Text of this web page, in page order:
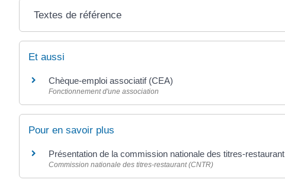
Textes de référence
Et aussi
Chèque-emploi associatif (CEA)
Fonctionnement d'une association
Pour en savoir plus
Présentation de la commission nationale des titres-restaurant
Commission nationale des titres-restaurant (CNTR)